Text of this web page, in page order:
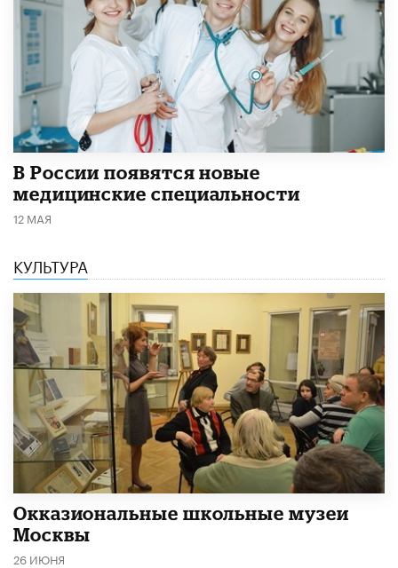
В России появятся новые
медицинские специальности
12 МАЯ
КУЛЬТУРА
​Окказиональные школьные музеи
Москвы
26 ИЮНЯ